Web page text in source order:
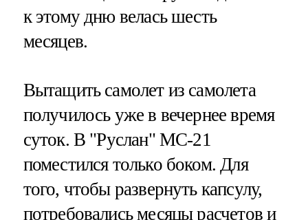
к этому дню велась шесть
месяцев.
Вытащить самолет из самолета
получилось уже в вечернее время
суток. В "Руслан" МС-21
поместился только боком. Для
того, чтобы развернуть капсулу,
потребовались месяцы расчетов и